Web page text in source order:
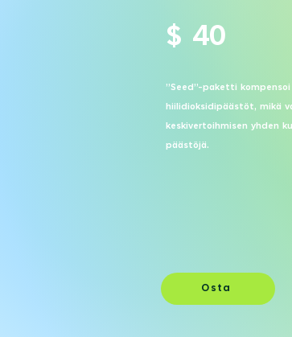
$ 40
”Seed”-paketti
hiilidioksidipäästöt, mikä
keskivertoihmisen yhden
päästöjä.
Osta